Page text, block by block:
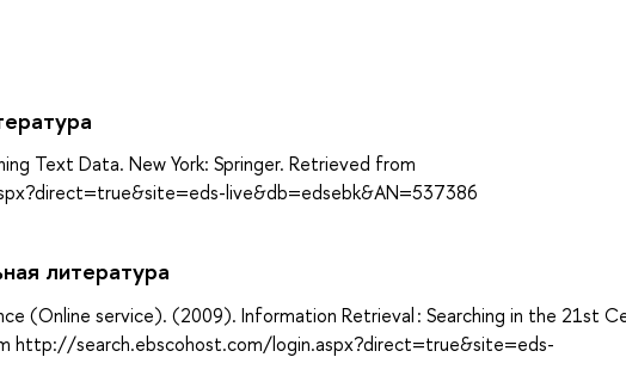
Text Data. New York: Springer. Retrieved from
live&db=edsebk&AN=537386
литература
(Online service). (2009). Information Retrieval : Searching in the 21st
http://search.ebscohost.com/login.aspx?direct=true&site=eds-